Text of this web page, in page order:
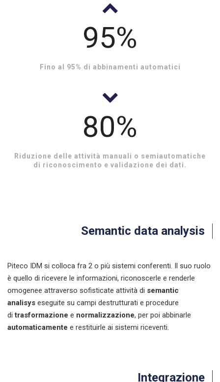
95%
Fino al 95% di abbinamenti automatici
80%
Riduzione delle attività manuali o semiautomatiche
di riconoscimento e validazione dei dati.
Semantic data analysis
Piteco IDM si colloca fra 2 o più sistemi conferenti. Il suo ruolo
è quello di ricevere le informazioni, riconoscerle e renderle
omogenee attraverso sofisticate attività di semantic
analisys eseguite su campi destrutturati e procedure
ditrasformazione e normalizzazione, per poi abbinarle
automaticamente e restituirle ai sistemi riceventi.
Integrazione